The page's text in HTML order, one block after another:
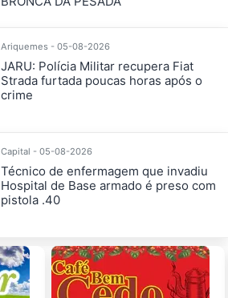
Ariquemes - 05-08-2026
JARU: Polícia Militar recupera Fiat
Strada furtada poucas horas após o
crime
Capital - 05-08-2026
Técnico de enfermagem que invadiu
Hospital de Base armado é preso com
pistola .40